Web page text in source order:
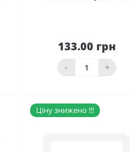
133.00 грн
- +
До
кошика
Ціну знижено !!!